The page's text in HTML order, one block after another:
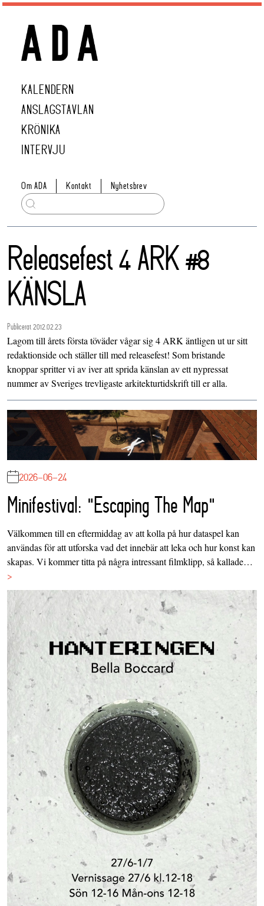
KALENDERN
ANSLAGSTAVLAN
KRÖNIKA
INTERVJU
Om ADA Kontakt Nyhetsbrev
Releasefest 4 ARK #8
KÄNSLA
Publicerat 2012.02.23
Lagom till årets första töväder vågar sig 4 ARK äntligen ut ur sitt
redaktionside och ställer till med releasefest! Som bristande
knoppar spritter vi av iver att sprida känslan av ett nypressat
nummer av Sveriges trevligaste arkitekturtidskrift till er alla.
2026-06-24
Minifestival: "Escaping The Map"
Välkommen till en eftermiddag av att kolla på hur dataspel kan
användas för att utforska vad det innebär att leka och hur konst kan
skapas. Vi kommer titta på några intressant filmklipp, så kallade…
>